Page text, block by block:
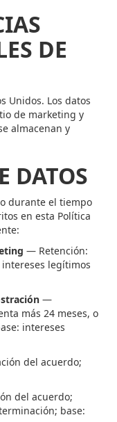
DE
Unidos. Los datos
de marketing y
almacenan y
DATOS
durante el tiempo
en esta Política
— Retención:
legítimos
—
más 24 meses, o
intereses
del acuerdo;
del acuerdo;
base: